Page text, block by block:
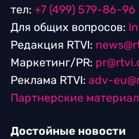
тел: +7 (499) 579-86-96
Для общих вопросов:
Редакция RTVI:
Маркетинг/PR:
Реклама RTVI: adv-
Партнерские
Достойные новости